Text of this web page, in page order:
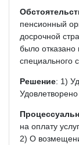
пенсионный
досрочной
было отказано
специального
Решение: 1)
Удовлетворено
на оплату
2) О